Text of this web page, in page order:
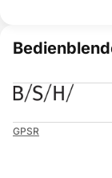
GPSR